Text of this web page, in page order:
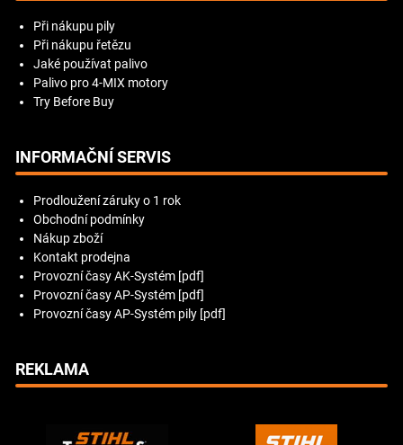
Při nákupu pily
Při nákupu řetězu
Jaké používat palivo
Palivo pro 4-MIX motory
Try Before Buy
INFORMAČNÍ SERVIS
Prodloužení záruky o 1 rok
Obchodní podmínky
Nákup zboží
Kontakt prodejna
Provozní časy AK-Systém [pdf]
Provozní časy AP-Systém [pdf]
Provozní časy AP-Systém pily [pdf]
REKLAMA